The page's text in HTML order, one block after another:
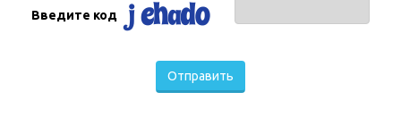
Введите код
Отправить